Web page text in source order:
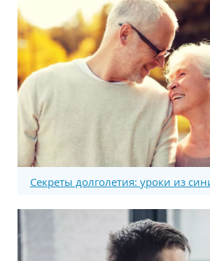
Секреты долголетия: уроки из